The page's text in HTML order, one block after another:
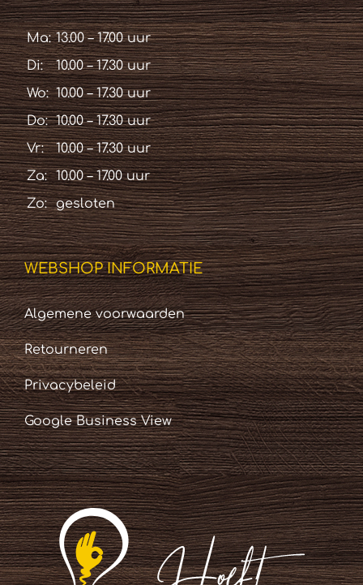
Ma: 13.00 – 17.00 uur
Di:
10.00 – 17.30 uur
Wo: 10.00 – 17.30 uur
Do: 10.00 – 17.30 uur
Vr:
10.00 – 17.30 uur
Za:
10.00 – 17.00 uur
Zo:
gesloten
WEBSHOP INFORMATIE
Algemene voorwaarden
Retourneren
Privacybeleid
Google Business View